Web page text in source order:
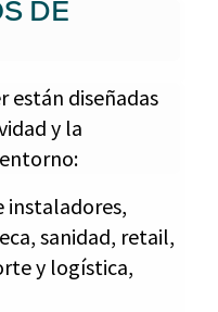
DE
están diseñadas
y la
instaladores,
sanidad, retail,
y logística,